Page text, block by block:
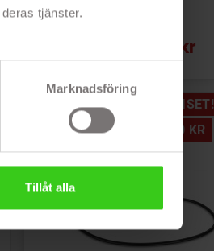
tjänster.
Marknadsföring
Tillåt alla
299 kr
PRISET!
-40 KR